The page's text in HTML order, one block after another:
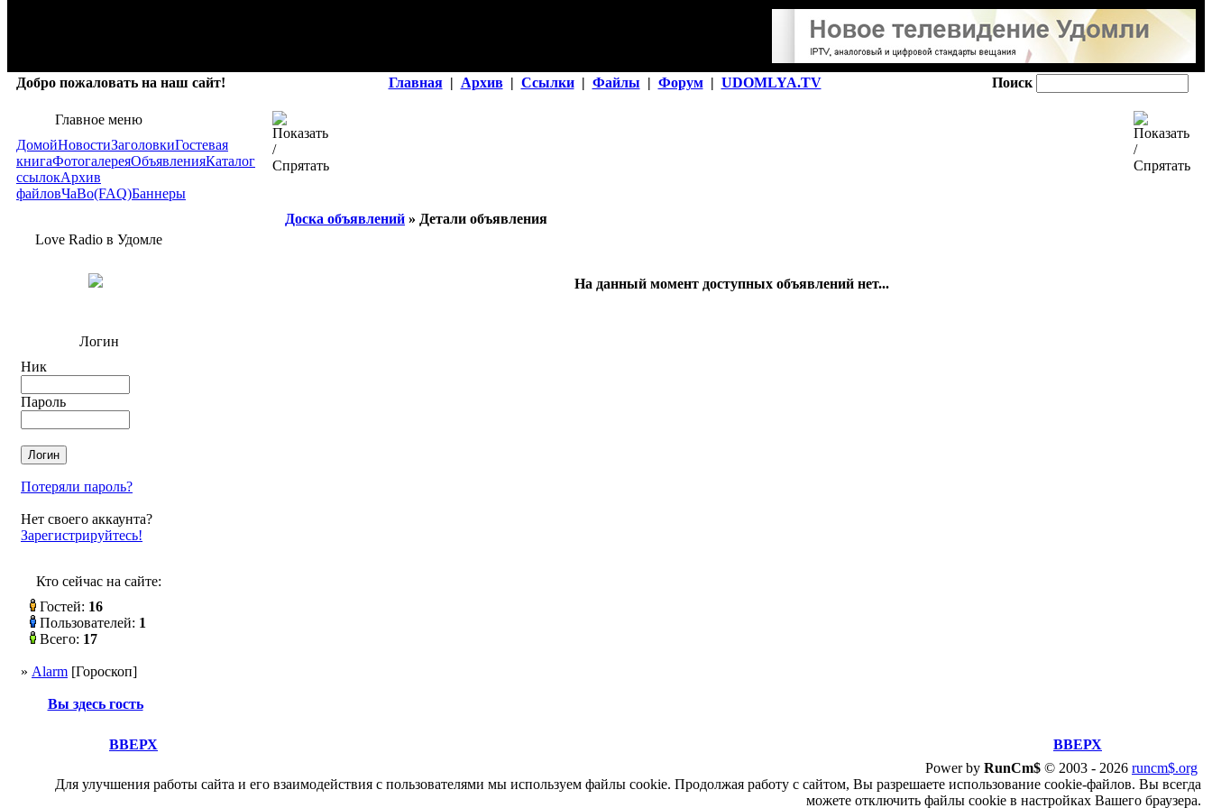
Добро пожаловать на наш сайт! Главная | Архив | Ссылки | Файлы | Форум | UDOMLYA.TV Поиск
Главное меню
ДомойНовостиЗаголовкиГостевая
книгаФотогалереяОбъявленияКаталог
ссылокАрхив
файловЧаВо(FAQ)Баннеры
Love Radio в Удомле
Логин
Ник
Пароль
Потеряли пароль?
Нет своего аккаунта?
Зарегистрируйтесь!
Кто сейчас на сайте:
Гостей: 16
Пользователей: 1
Всего: 17
» Alarm [Гороскоп]
Вы здесь гость
Доска объявлений » Детали объявления
На данный момент доступных объявлений нет...
ВВЕРХ
ВВЕРХ
Power by RunCm$ © 2003 - 2026 runcm$.org
Для улучшения работы сайта и его взаимодействия с пользователями мы используем файлы cookie. Продолжая работу с сайтом, Вы разрешаете использование cookie-файлов. Вы всегда
можете отключить файлы cookie в настройках Вашего браузера.